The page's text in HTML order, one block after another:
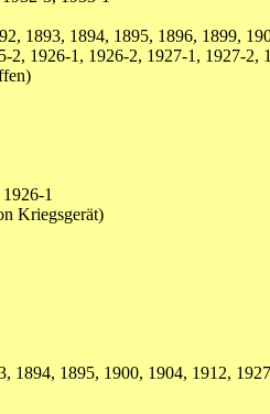
1893, 1894, 1895, 1896, 1899,
1926-1, 1926-2, 1927-1, 1927-
1
Kriegsgerät)
1894, 1895, 1900, 1904, 1912,